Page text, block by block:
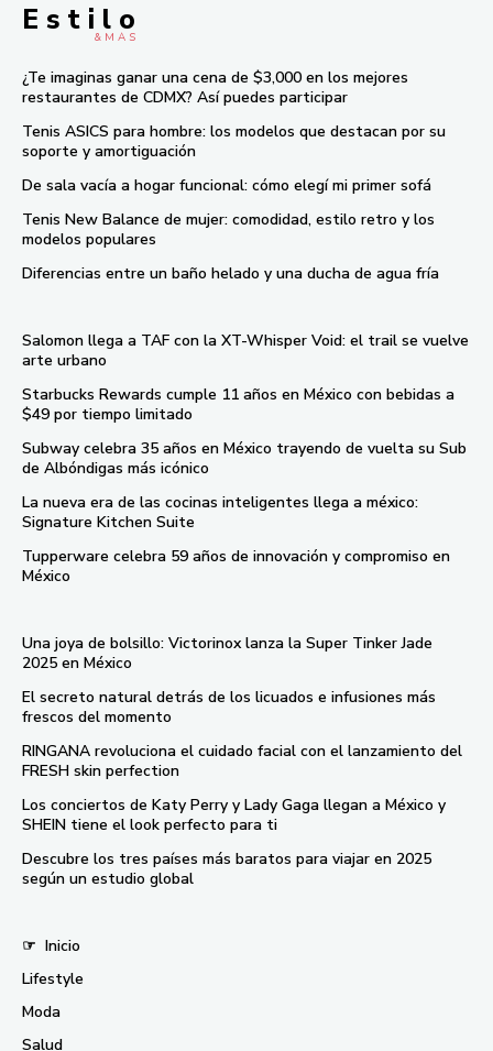
E s t i l o
& M À S
¿Te imaginas ganar una cena de $3,000 en los mejores
restaurantes de CDMX? Así puedes participar
Tenis ASICS para hombre: los modelos que destacan por su
soporte y amortiguación
De sala vacía a hogar funcional: cómo elegí mi primer sofá
Tenis New Balance de mujer: comodidad, estilo retro y los
modelos populares
Diferencias entre un baño helado y una ducha de agua fría
Salomon llega a TAF con la XT-Whisper Void: el trail se vuelve
arte urbano
Starbucks Rewards cumple 11 años en México con bebidas a
$49 por tiempo limitado
Subway celebra 35 años en México trayendo de vuelta su Sub
de Albóndigas más icónico
La nueva era de las cocinas inteligentes llega a méxico:
Signature Kitchen Suite
Tupperware celebra 59 años de innovación y compromiso en
México
Una joya de bolsillo: Victorinox lanza la Super Tinker Jade
2025 en México
El secreto natural detrás de los licuados e infusiones más
frescos del momento
RINGANA revoluciona el cuidado facial con el lanzamiento del
FRESH skin perfection
Los conciertos de Katy Perry y Lady Gaga llegan a México y
SHEIN tiene el look perfecto para ti
Descubre los tres países más baratos para viajar en 2025
según un estudio global
☞ Inicio
Lifestyle
Moda
Salud